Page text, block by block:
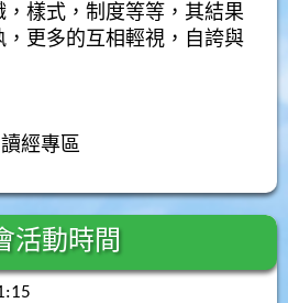
樣式，制度等等，其結果
更多的互相輕視，自誇與
經專區
活動時間